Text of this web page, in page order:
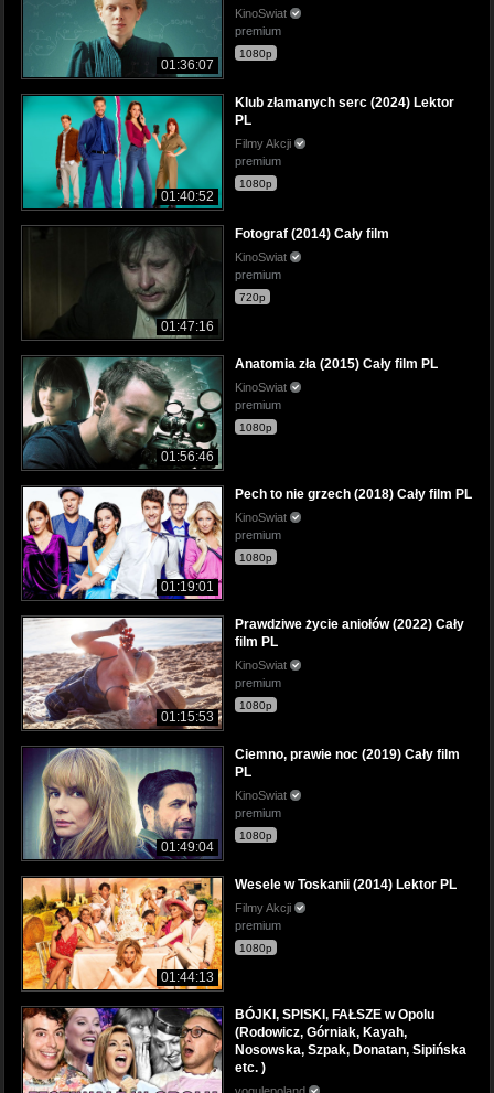
01:36:07
KinoSwiat
premium
1080p
01:40:52
Klub złamanych serc (2024) Lektor
PL
Filmy Akcji
premium
1080p
01:47:16
Fotograf (2014) Cały film
KinoSwiat
premium
720p
01:56:46
Anatomia zła (2015) Cały film PL
KinoSwiat
premium
1080p
01:19:01
Pech to nie grzech (2018) Cały film PL
KinoSwiat
premium
1080p
01:15:53
Prawdziwe życie aniołów (2022) Cały
film PL
KinoSwiat
premium
1080p
01:49:04
Ciemno, prawie noc (2019) Cały film
PL
KinoSwiat
premium
1080p
01:44:13
Wesele w Toskanii (2014) Lektor PL
Filmy Akcji
premium
1080p
BÓJKI, SPISKI, FAŁSZE w Opolu
(Rodowicz, Górniak, Kayah,
Nosowska, Szpak, Donatan, Sipińska
etc. )